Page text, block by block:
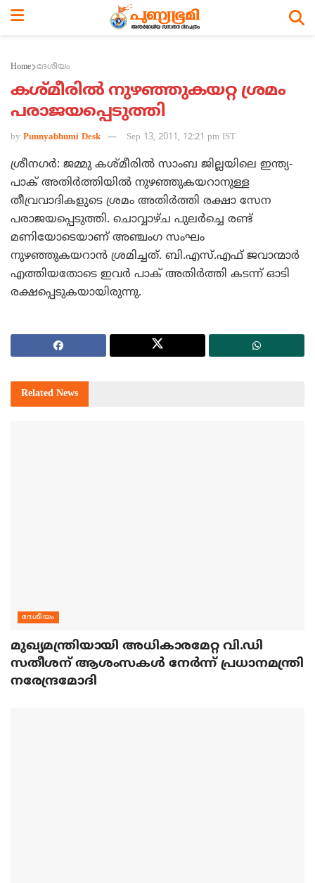
Home ദേശീയം
കശ്മീരില്‍ നുഴഞ്ഞുകയറ്റ ശ്രമം
പരാജയപ്പെടുത്തി
by Punnyabhumi Desk Sep 13, 2011, 12:21 pm IST
ശ്രീനഗര്‍: ജമ്മു കശ്മീരില്‍ സാംബ ജില്ലയിലെ ഇന്ത്യ-
പാക് അതിര്‍ത്തിയില്‍ നുഴഞ്ഞുകയറാനുള്ള
തീവ്രവാദികളുടെ ശ്രമം അതിര്‍ത്തി രക്ഷാ സേന
പരാജയപ്പെടുത്തി. ചൊവ്വാഴ്ച പുലര്‍ച്ചെ രണ്ട്
മണിയോടെയാണ് അഞ്ചംഗ സംഘം
നുഴഞ്ഞുകയറാന്‍ ശ്രമിച്ചത്. ബി.എസ്.എഫ് ജവാന്മാര്‍
എത്തിയതോടെ ഇവര്‍ പാക് അതിര്‍ത്തി കടന്ന് ഓടി
രക്ഷപ്പെടുകയായിരുന്നു.
Related News
ദേശീയം
മുഖ്യമന്ത്രിയായി അധികാരമേറ്റ വി.ഡി
സതീശന് ആശംസകള്‍ നേര്‍ന്ന് പ്രധാനമന്ത്രി
നരേന്ദ്രമോദി